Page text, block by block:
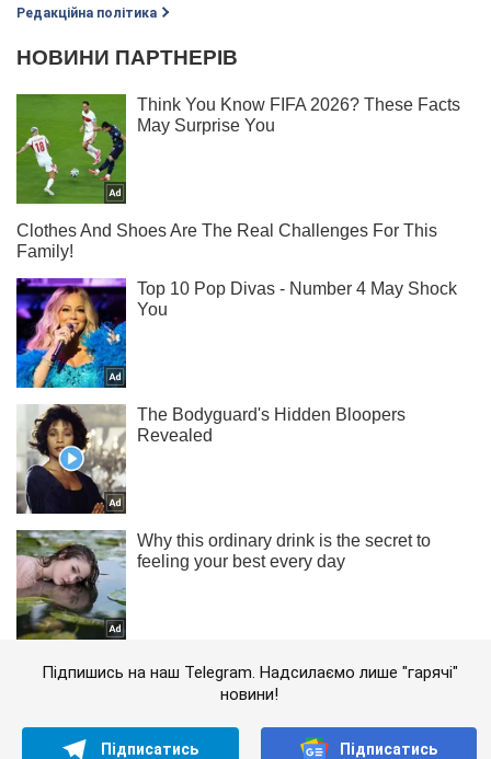
Редакційна політика
Підпишись на наш Telegram. Надсилаємо лише "гарячі"
новини!
Підписатись Підписатись